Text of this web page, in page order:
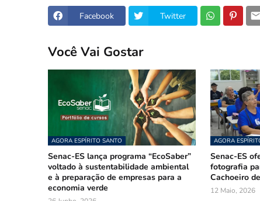
Facebook Twitter
Você Vai Gostar
AGORA ESPÍRITO SANTO
Senac-ES lança programa “EcoSaber”
voltado à sustentabilidade ambiental
e à preparação de empresas para a
economia verde
AGORA
Senac-ES
fotografia
Cachoeiro
12 Maio, 2026